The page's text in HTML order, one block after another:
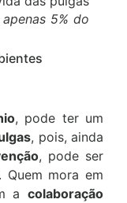
5% do
, pode ter um
, pois, ainda
, pode ser
Quem mora em
a colaboração